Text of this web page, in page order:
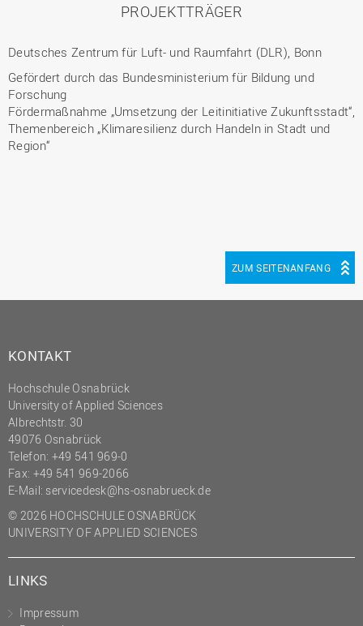
PROJEKTTRÄGER
Deutsches Zentrum für Luft- und Raumfahrt (DLR), Bonn
Gefördert durch das Bundesministerium für Bildung und
Forschung
Fördermaßnahme „Umsetzung der Leitinitiative Zukunftsstadt“,
Themenbereich „Klimaresilienz durch Handeln in Stadt und
Region“
ZUM SEITENANFANG
KONTAKT
Hochschule Osnabrück
University of Applied Sciences
Albrechtstr. 30
49076 Osnabrück
Telefon: +49 541 969-0
Fax: +49 541 969-2066
E-Mail: servicedesk@hs-osnabrueck.de
© 2026 HOCHSCHULE OSNABRÜCK
UNIVERSITY OF APPLIED SCIENCES
LINKS
Impressum